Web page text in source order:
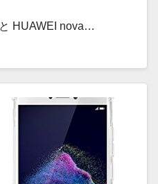
HUAWEI nova…